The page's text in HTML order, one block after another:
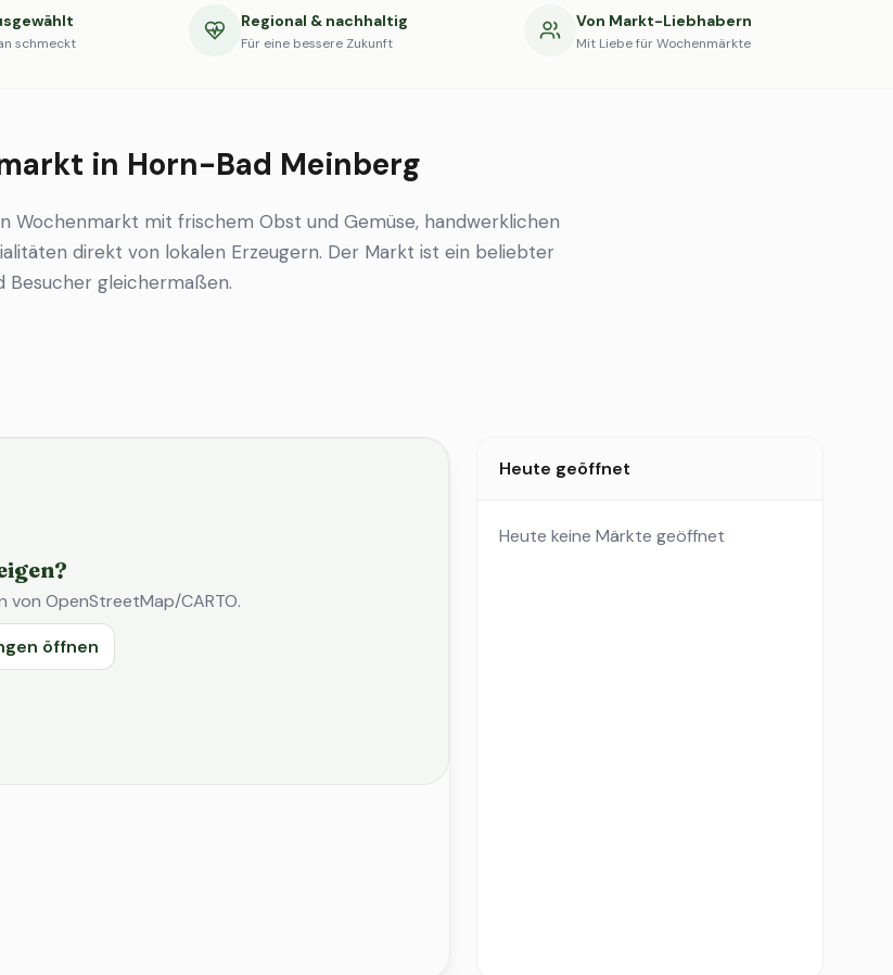
schmeckt
Regional & nachhaltig
Für eine bessere Zukunft
Von Markt-Liebhabern
Mit Liebe für Wochenmärkte
in Horn-Bad Meinberg
Wochenmarkt mit frischem Obst und Gemüse, handwerklichen
direkt von lokalen Erzeugern. Der Markt ist ein beliebter
Besucher gleichermaßen.
von OpenStreetMap/CARTO.
öffnen
Heute geöffnet
Heute keine Märkte geöffnet